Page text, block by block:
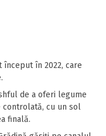
în 2022, care
de a oferi legume
cu un sol
finală.